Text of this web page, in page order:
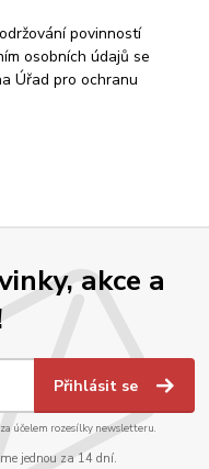
povinností
osobních údajů se
Úřad pro ochranu
akce a
Přihlásit se
účelem rozesílky newsletteru.
jednou za 14 dní.